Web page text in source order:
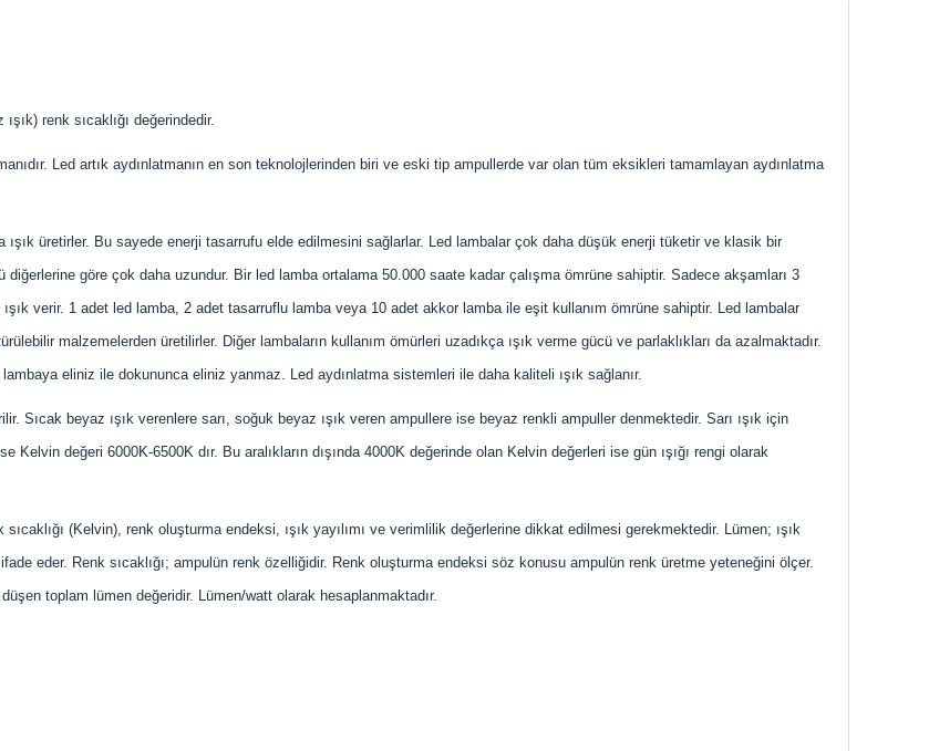
renk sıcaklığı değerindedir.
Led artık aydınlatmanın en son teknolojlerinden biri ve eski tip ampullerde var olan tüm eksikleri tamamlayan aydınlatma
üretirler. Bu sayede enerji tasarrufu elde edilmesini sağlarlar. Led lambalar çok daha düşük enerji tüketir ve klasik bir
diğerlerine göre çok daha uzundur. Bir led lamba ortalama 50.000 saate kadar çalışma ömrüne sahiptir. Sadece akşamları 3
verir. 1 adet led lamba, 2 adet tasarruflu lamba veya 10 adet akkor lamba ile eşit kullanım ömrüne sahiptir. Led lambalar
malzemelerden üretilirler. Diğer lambaların kullanım ömürleri uzadıkça ışık verme gücü ve parlaklıkları da azalmaktadır.
lambaya eliniz ile dokununca eliniz yanmaz. Led aydınlatma sistemleri ile daha kaliteli ışık sağlanır.
Sıcak beyaz ışık verenlere sarı, soğuk beyaz ışık veren ampullere ise beyaz renkli ampuller denmektedir. Sarı ışık için
Kelvin değeri 6000K-6500K dır. Bu aralıkların dışında 4000K değerinde olan Kelvin değerleri ise gün ışığı rengi olarak
(Kelvin), renk oluşturma endeksi, ışık yayılımı ve verimlilik değerlerine dikkat edilmesi gerekmektedir. Lümen; ışık
eder. Renk sıcaklığı; ampulün renk özelliğidir. Renk oluşturma endeksi söz konusu ampulün renk üretme yeteneğini ölçer.
toplam lümen değeridir. Lümen/watt olarak hesaplanmaktadır.